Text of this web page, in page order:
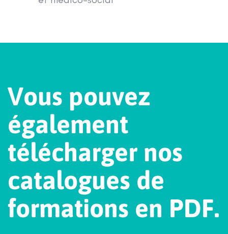
Vous pouvez
également
télécharger nos
catalogues de
formations en PDF.